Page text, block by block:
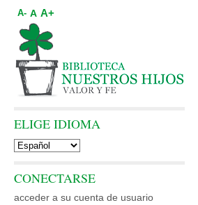
A- A A+
ELIGE IDIOMA
CONECTARSE
acceder a su cuenta de usuario